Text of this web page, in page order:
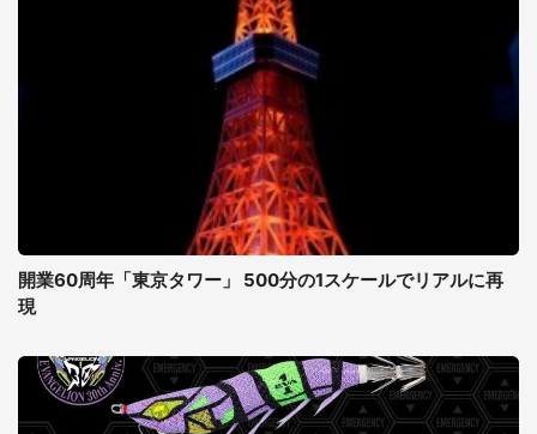
開業60周年「東京タワー」 500分の1スケールでリアルに再
現